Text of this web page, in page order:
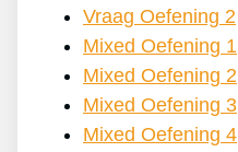
Vraag Oefening 2
Mixed Oefening 1
Mixed Oefening 2
Mixed Oefening 3
Mixed Oefening 4